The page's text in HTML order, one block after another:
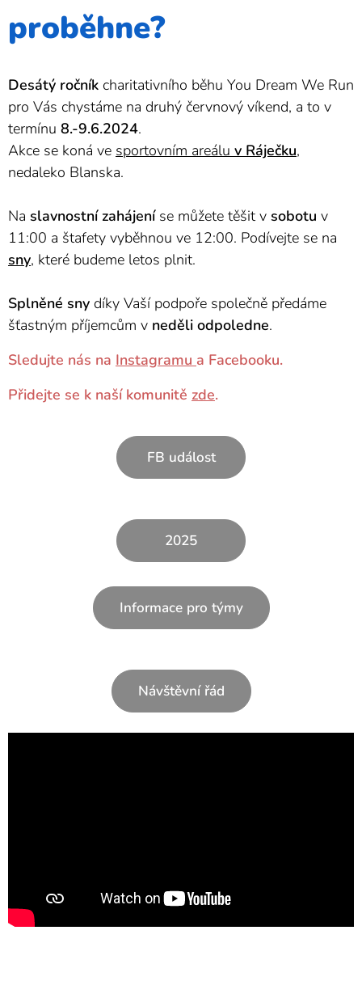
proběhne?
Desátý ročník charitativního běhu You Dream We Run
pro Vás chystáme na druhý červnový víkend, a to v
termínu 8.-9.6.2024.
Akce se koná ve sportovním areálu v Ráječku,
nedaleko Blanska.
Na slavnostní zahájeníse můžete těšit v sobotu v
11:00 a štafety vyběhnou ve 12:00. Podívejte se na
sny, které budeme letos plnit.
Splněné sny díky Vaší podpoře společně předáme
šťastným příjemcům v neděli odpoledne.
Sledujte nás na Instagramu a Facebooku.
Přidejte se k naší komunitě zde.
FB událost
2025
Informace pro týmy
Návštěvní řád